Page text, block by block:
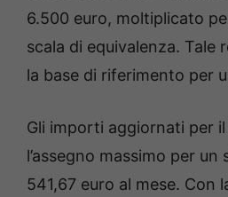
6.500 euro, moltiplicato
scala di equivalenza. Tale
la base di riferimento per
Gli importi aggiornati per
l’assegno massimo per un
541,67 euro al mese. Con